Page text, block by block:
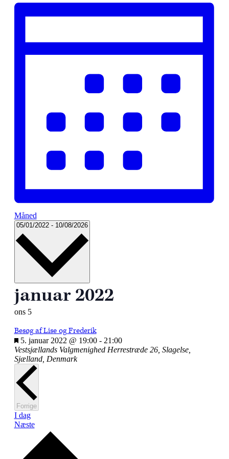
Måned
05/01/2022 - 10/08/2026 Vælg
januar 2022
ons 5
Besøg af Lise og Frederik
Fremhævet
5. januar 2022 @ 19:00- 21:00
Vestsjællands Valgmenighed Herrestræde 26, Slagelse,
Sjælland, Denmark
ForrigeBegivenheder
I dag
NæsteBegivenheder